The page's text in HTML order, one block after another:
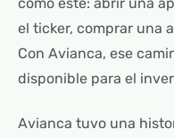
el ticker, comprar una
Con Avianca, ese
disponible para el
Avianca tuvo una